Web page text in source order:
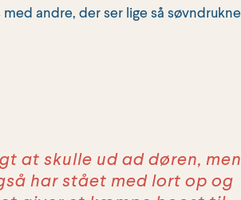
andre, der ser lige så søvndrukne
at skulle ud ad døren, men
har stået med lort op og